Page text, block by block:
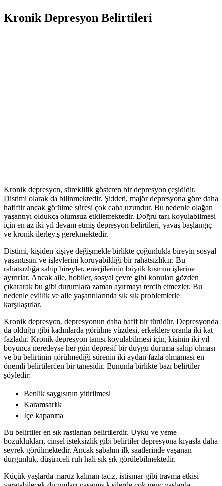
Kronik Depresyon Belirtileri
Kronik depresyon, süreklilik gösteren bir depresyon çeşididir.
Distimi olarak da bilinmektedir. Şiddeti, majör depresyona göre daha
hafiftir ancak görülme süresi çok daha uzundur. Bu nedenle olağan
yaşantıyı oldukça olumsuz etkilemektedir. Doğru tanı koyulabilmesi
için en az iki yıl devam etmiş depresyon belirtileri, yavaş başlangıç
ve kronik ilerleyiş gerekmektedir.
Distimi, kişiden kişiye değişmekle birlikte çoğunlukla bireyin sosyal
yaşantısını ve işlevlerini koruyabildiği bir rahatsızlıktır. Bu
rahatsızlığa sahip bireyler, enerjilerinin büyük kısmını işlerine
ayırırlar. Ancak aile, hobiler, sosyal çevre gibi konuları gözden
çıkararak bu gibi durumlara zaman ayırmayı tercih etmezler. Bu
nedenle evlilik ve aile yaşantılarında sık sık problemlerle
karşılaşırlar.
Kronik depresyon, depresyonun daha hafif bir türüdür. Depresyonda
da olduğu gibi kadınlarda görülme yüzdesi, erkeklere oranla iki kat
fazladır. Kronik depresyon tanısı koyulabilmesi için, kişinin iki yıl
boyunca neredeyse her gün depresif bir duygu duruma sahip olması
ve bu belirtinin görülmediği sürenin iki aydan fazla olmaması en
önemli belirtilerden bir tanesidir. Bununla birlikte bazı belirtiler
şöyledir;
Benlik saygısının yitirilmesi
Karamsarlık
İçe kapanma
Bu belirtiler en sık rastlanan belirtilerdir. Uyku ve yeme
bozuklukları, cinsel isteksizlik gibi belirtiler depresyona kıyasla daha
seyrek görülmektedir. Ancak sabahın ilk saatlerinde yaşanan
durgunluk, düşünceli ruh hali sık sık görülebilmektedir.
Küçük yaşlarda maruz kalınan taciz, istismar gibi travma etkisi